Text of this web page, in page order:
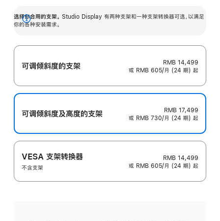
选择你合用的支架。 Studio Display 有两种支架和一种支架转换器可选，以满足
你的各种安装需求。
展
可调倾斜度的支架
RMB 14,499
或 RMB 605/月 (24 期) 起
可调倾斜度及高‍度的支‍架
RMB 17,499
或 RMB 730/月 (24 期) 起
VESA 支架转换器
不含支架
RMB 14,499
或 RMB 605/月 (24 期) 起